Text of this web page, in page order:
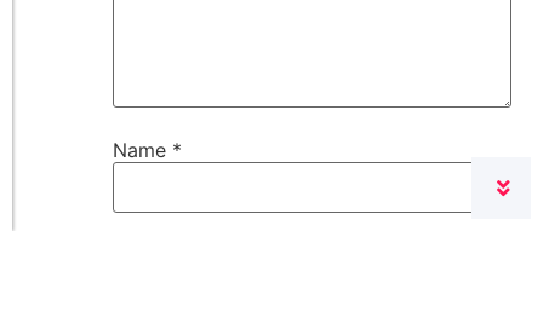
Name *